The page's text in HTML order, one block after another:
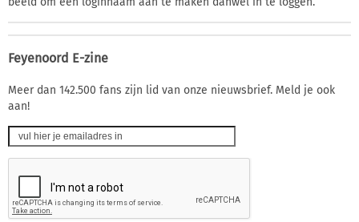
Feyenoord E-zine
Meer dan 142.500 fans zijn lid van onze nieuwsbrief. Meld je ook
aan!